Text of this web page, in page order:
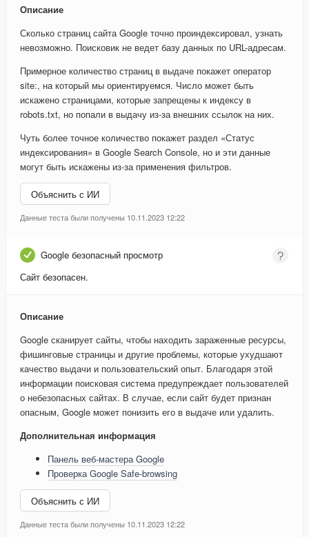
Описание
Сколько страниц сайта Google точно проиндексировал, узнать
невозможно. Поисковик не ведет базу данных по URL-адресам.
Примерное количество страниц в выдаче покажет оператор
site:, на который мы ориентируемся. Число может быть
искажено страницами, которые запрещены к индексу в
robots.txt, но попали в выдачу из-за внешних ссылок на них.
Чуть более точное количество покажет раздел «Статус
индексирования» в Google Search Console, но и эти данные
могут быть искажены из-за применения фильтров.
Объяснить с ИИ
Данные теста были получены 10.11.2023 12:22
Google безопасный просмотр
Сайт безопасен.
Описание
Google сканирует сайты, чтобы находить зараженные ресурсы,
фишинговые страницы и другие проблемы, которые ухудшают
качество выдачи и пользовательский опыт. Благодаря этой
информации поисковая система предупреждает пользователей
о небезопасных сайтах. В случае, если сайт будет признан
опасным, Google может понизить его в выдаче или удалить.
Дополнительная информация
Панель веб-мастера Google
Проверка Google Safe-browsing
Объяснить с ИИ
Данные теста были получены 10.11.2023 12:22